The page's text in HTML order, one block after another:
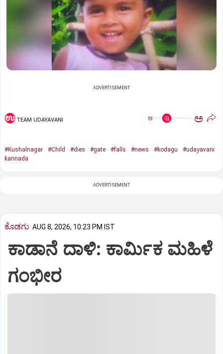
ADVERTISEMENT
TEAM UDAYAVANI ಅ ಅ
#Kushalnagar #Child #dies #gate #falls #news #kodagu
#udayavani
kannada
ADVERTISEMENT
ಕೊಡಗು AUG 8, 2026, 10:23 PM IST
ಕಾಡಾನೆ ದಾಳಿ: ಕಾರ್ಮಿಕ ಮಹಿಳೆ
ಗಂಭೀರ